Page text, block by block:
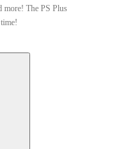
more! The PS Plus